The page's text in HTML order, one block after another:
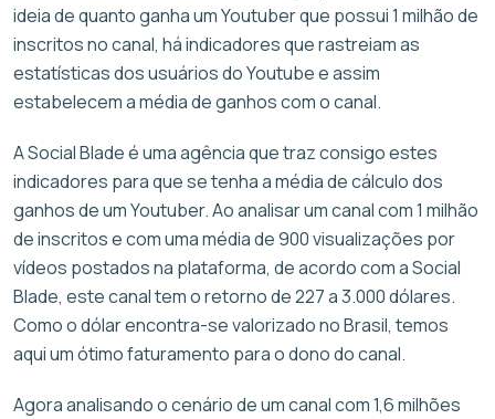
ideia de quanto ganha um Youtuber que possui 1 milhão de
inscritos no canal, há indicadores que rastreiam as
estatísticas dos usuários do Youtube e assim
estabelecem a média de ganhos com o canal.
A Social Blade é uma agência que traz consigo estes
indicadores para que se tenha a média de cálculo dos
ganhos de um Youtuber. Ao analisar um canal com 1 milhão
de inscritos e com uma média de 900 visualizações por
vídeos postados na plataforma, de acordo com a Social
Blade, este canal tem o retorno de 227 a 3.000 dólares.
Como o dólar encontra-se valorizado no Brasil, temos
aqui um ótimo faturamento para o dono do canal.
Agora analisando o cenário de um canal com 1,6 milhões